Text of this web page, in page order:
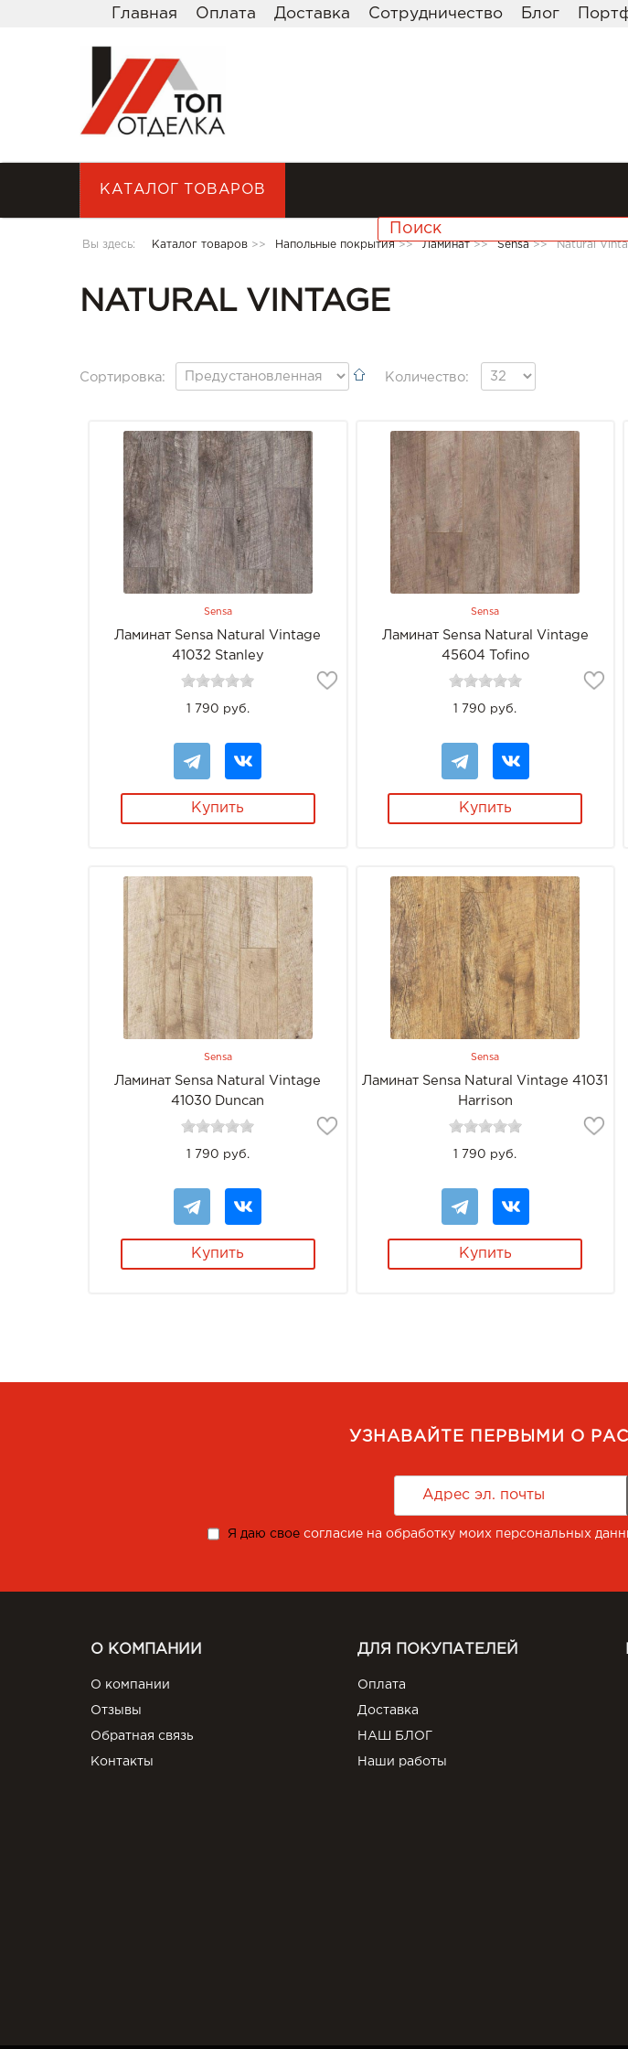
Главная Оплата Доставка Сотрудничество Блог
КАТАЛОГ ТОВАРОВ
Вы здесь: Каталог товаров >> Напольные покрытия >> Ламинат >> Sensa >> Natural
NATURAL VINTAGE
Сортировка: Количество:
Sensa
Ламинат Sensa Natural Vintage
41032 Stanley
1 790 руб.
Купить
Sensa
Ламинат Sensa Natural Vintage
45604 Tofino
1 790 руб.
Купить
Sensa
Ламинат Sensa Natural Vintage
41030 Duncan
1 790 руб.
Купить
Sensa
Ламинат Sensa Natural Vintage 41031
Harrison
1 790 руб.
Купить
УЗНАВАЙТЕ ПЕРВЫМИ О
Я даю свое согласие на обработку моих персональных
О КОМПАНИИ
О компании
Отзывы
Обратная связь
Контакты
ДЛЯ ПОКУПАТЕЛЕЙ
Оплата
Доставка
НАШ БЛОГ
Наши работы